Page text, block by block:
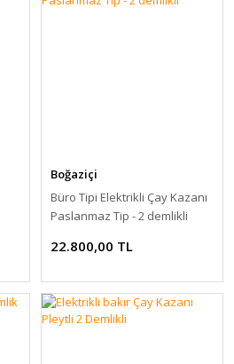
Boğaziçi
Büro Tipi Elektrikli Çay Kazanı
Paslanmaz Tip - 2 demlikli
22.800,00 TL